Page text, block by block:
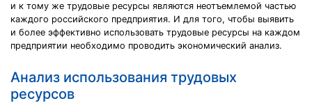
и к тому же трудовые ресурсы являются неотъемлемой частью
каждого российского предприятия. И для того, чтобы выявить
и более эффективно использовать трудовые ресурсы на каждом
предприятии необходимо проводить экономический анализ.
Анализ использования трудовых
ресурсов